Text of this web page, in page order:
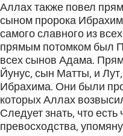
Аллах также повел
сыном пророка
самого славного из
прямым потомком был
всех сынов Адама.
Йунус, сын Матты, и
Ибрахима. Они были
которых Аллах
Следует знать, что есть
превосходства,